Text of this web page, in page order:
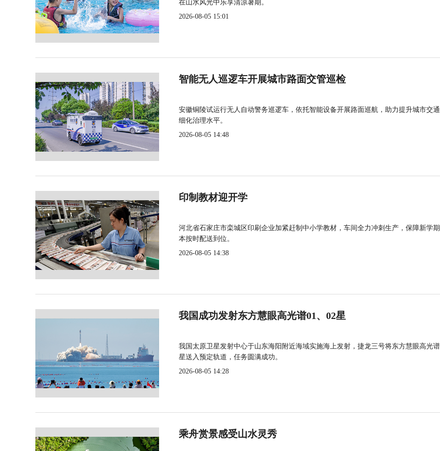
在山水风光中乐享清凉暑期。
2026-08-05 15:01
智能无人巡逻车开展城市路面交管巡检
安徽铜陵试运行无人自动警务巡逻车，依托智能设备开展路面巡航，助力提升城市交
细化治理水平。
2026-08-05 14:48
印制教材迎开学
河北省石家庄市栾城区印刷企业加紧赶制中小学教材，车间全力冲刺生产，保障新学
本按时配送到位。
2026-08-05 14:38
我国成功发射东方慧眼高光谱01、02星
我国太原卫星发射中心于山东海阳附近海域实施海上发射，捷龙三号将东方慧眼高光
星送入预定轨道，任务圆满成功。
2026-08-05 14:28
乘舟赏景感受山水灵秀